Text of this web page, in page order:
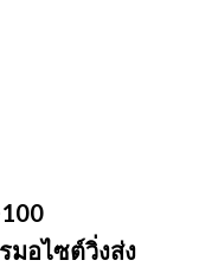
มอไซต์วิ่งส่ง